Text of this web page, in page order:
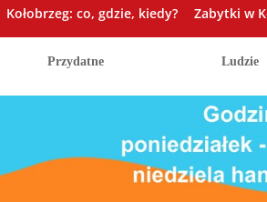
Kołobrzeg: co, gdzie, kiedy? Zabytki w
Przydatne Ludzie